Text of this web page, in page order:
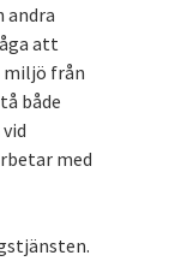
andra
att
miljö från
både
med